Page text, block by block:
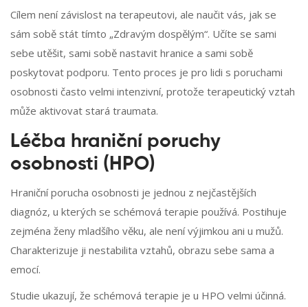
Cílem není závislost na terapeutovi, ale naučit vás, jak se
sám sobě stát tímto „Zdravým dospělým“. Učíte se sami
sebe utěšit, sami sobě nastavit hranice a sami sobě
poskytovat podporu. Tento proces je pro lidi s poruchami
osobnosti často velmi intenzivní, protože terapeutický vztah
může aktivovat stará traumata.
Léčba hraniční poruchy
osobnosti (HPO)
Hraniční porucha osobnosti je jednou z nejčastějších
diagnóz, u kterých se schémová terapie používá. Postihuje
zejména ženy mladšího věku, ale není výjimkou ani u mužů.
Charakterizuje ji nestabilita vztahů, obrazu sebe sama a
emocí.
Studie ukazují, že schémová terapie je u HPO velmi účinná.